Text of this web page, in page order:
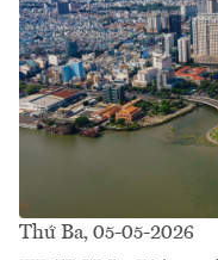
Thứ Ba, 05-05-2026